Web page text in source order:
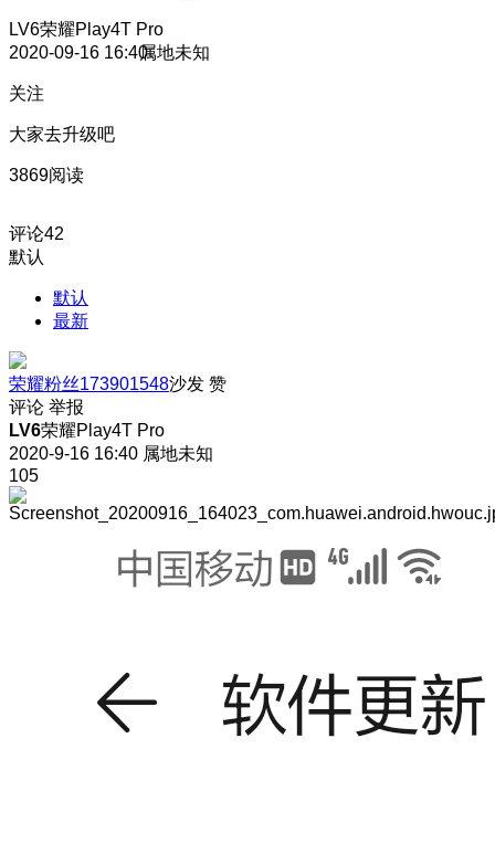
LV6荣耀Play4T Pro
2020-09-16 16:40属地未知
关注
大家去升级吧
3869阅读
评论42
默认
默认
最新
荣耀粉丝173901548沙发 赞
评论 举报
LV6荣耀Play4T Pro
2020-9-16 16:40 属地未知
105